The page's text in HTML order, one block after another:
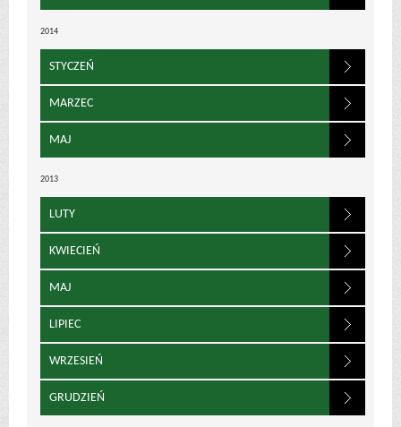
2014
STYCZEŃ
MARZEC
MAJ
2013
LUTY
KWIECIEŃ
MAJ
LIPIEC
WRZESIEŃ
GRUDZIEŃ